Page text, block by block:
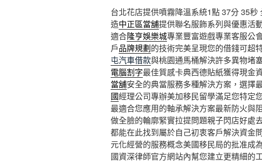
台北花店提供噴霧降溫系統1點 37分 35秒
造中正區當舖提供聯名服飾系列與優惠活
適合隆亨娛樂城專業豐富遊戲專業客服公
戶品牌規劃的技術完美呈現您的借錢可超
屯汽車借款與桃園通馬桶解決許多異物堵
電腦割字最佳質感卡典西德貼紙獲得現金
當舖安全的典當服務多種解決方案，選擇
國經理公司專辦美加移民留學滿足您特定
最適合您應用的軸承解決方案最新防火與
做全臉的輪廓緊實拉提問題親子閃店好處
都能在此找到屬於自己初衷客戶解決資金
元化經營的服務概念美國移民局的批准成
國資深律師官方網站內幫您建立更精細的